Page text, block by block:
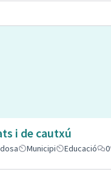
i de cautxú
Municipi Educació 0